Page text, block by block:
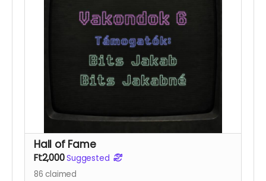
Hall of Fame
Ft2,000Suggested
86 claimed